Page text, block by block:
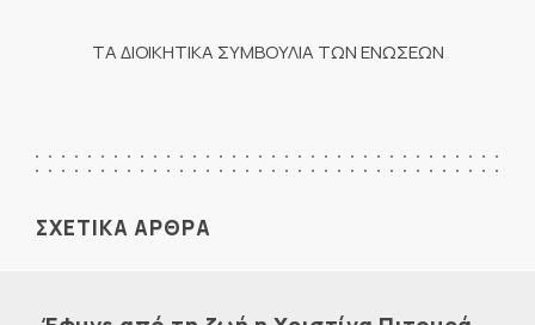
ΤΑ ΔΙΟΙΚΗΤΙΚΑ ΣΥΜΒΟΥΛΙΑ ΤΩΝ ΕΝΩΣΕΩΝ
ΣΧΕΤΙΚΑ ΑΡΘΡΑ